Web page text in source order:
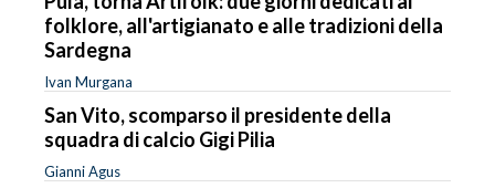
folklore, all'artigianato e alle tradizioni della
Sardegna
Ivan Murgana
San Vito, scomparso il presidente della
squadra di calcio Gigi Pilia
Gianni Agus